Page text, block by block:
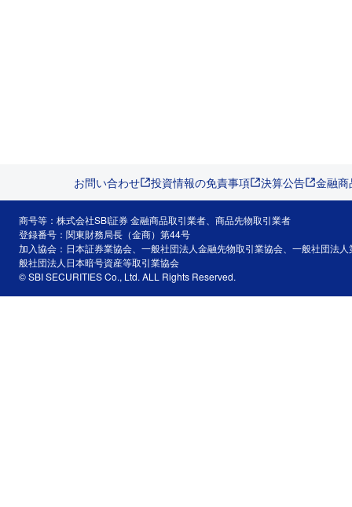
お問い合わせ 投資情報の免責事項 決算公告 金融
商号等：株式会社SBI証券 金融商品取引業者、商品先物取引業者
登録番号：関東財務局長（金商）第44号
加入協会：日本証券業協会、一般社団法人金融先物取引業協会、一般社団法
般社団法人日本暗号資産等取引業協会
© SBI SECURITIES Co., Ltd. ALL Rights Reserved.